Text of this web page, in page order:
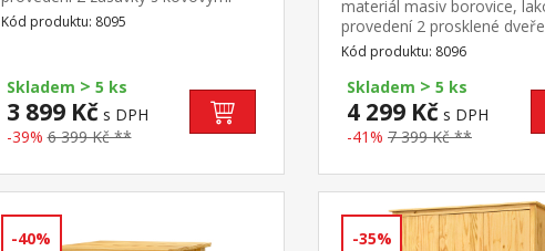
pojezdy, 2 plné dveře, 1
police vhodný doplněk nástavec
Kód produktu: 8095
Skladem > 5 ks
3 899 Kč s DPH
-39% 6 399 Kč **
materiál masiv borovice,
provedení 2 prosklené
police nástavec příborníku
Kód produktu: 8096
Skladem > 5 ks
4 299 Kč s DPH
-41% 7 399 Kč **
-40% -35%